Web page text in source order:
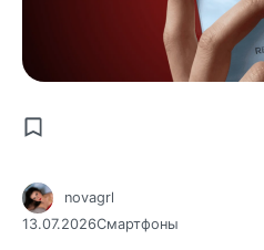
novagrl
13.07.2026Смартфоны